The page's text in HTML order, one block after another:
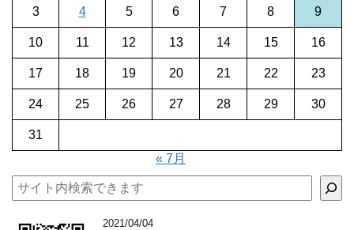
3 4 5 6 7 8 9
10 11 12 13 14 15 16
17 18 19 20 21 22 23
24 25 26 27 28 29 30
31
« 7月
検索
2021/04/04